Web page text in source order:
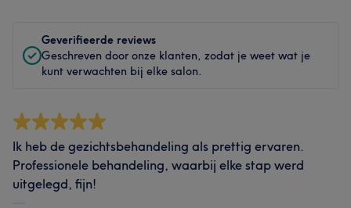
Geverifieerde reviews
Geschreven door onze klanten, zodat je weet wat je
kunt verwachten bij elke salon.
Ik heb de gezichtsbehandeling als prettig ervaren.
Professionele behandeling, waarbij elke stap werd
uitgelegd, fijn!